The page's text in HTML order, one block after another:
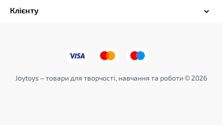
Клієнту
Joytoys – товари для творчості, навчання та роботи © 2026